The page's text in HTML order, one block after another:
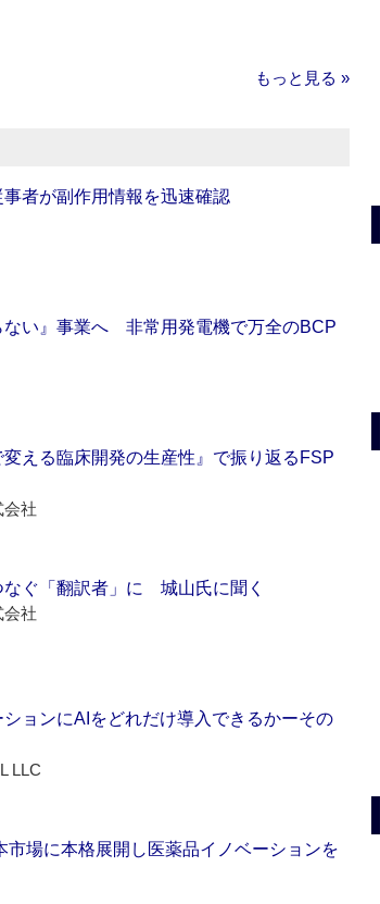
もっと見る »
事者が副作用情報を迅速確認
ない』事業へ 非常用発電機で万全のBCP
える臨床開発の生産性』で振り返るFSP
社
なぐ「翻訳者」に 城山氏に聞く
社
ョンにAIをどれだけ導入できるかーその
LLC
場に本格展開し医薬品イノベーションを